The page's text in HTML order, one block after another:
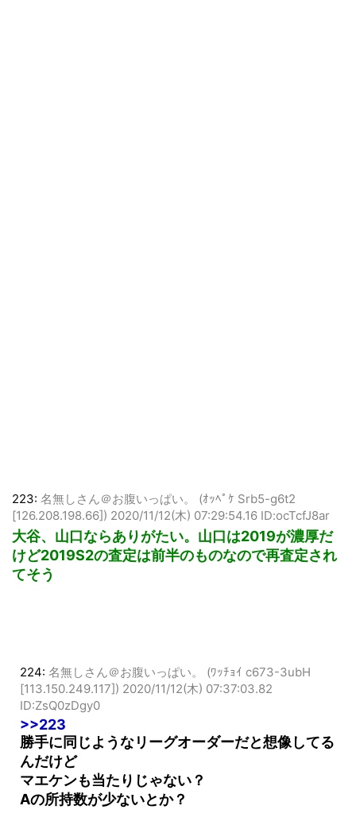
223: 名無しさん＠お腹いっぱい。 (ｵｯﾍﾟｹ Srb5-g6t2
[126.208.198.66]) 2020/11/12(木) 07:29:54.16 ID:ocTcfJ8ar
大谷、山口ならありがたい。山口は2019が濃厚だ
けど2019S2の査定は前半のものなので再査定され
てそう
224: 名無しさん＠お腹いっぱい。 (ﾜｯﾁｮｲ c673-3ubH
[113.150.249.117]) 2020/11/12(木) 07:37:03.82
ID:ZsQ0zDgy0
>>223
勝手に同じようなリーグオーダーだと想像してる
んだけど
マエケンも当たりじゃない？
Aの所持数が少ないとか？